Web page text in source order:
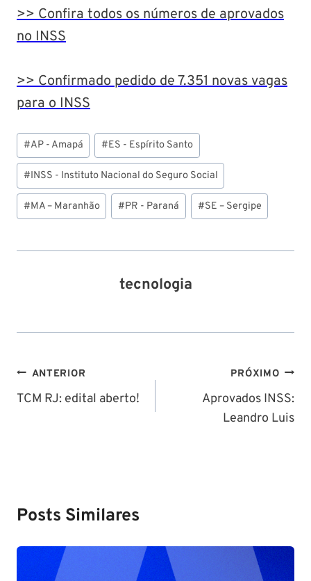
>> Confira todos os números de aprovados
no INSS
>> Confirmado pedido de 7.351 novas vagas
para o INSS
Tags
do
Post:
#AP - Amapá #ES - Espírito Santo
#INSS - Instituto Nacional do Seguro Social
#MA – Maranhão #PR - Paraná #SE – Sergipe
tecnologia
Navegação
de
ANTERIOR
TCM RJ: edital aberto!
PRÓXIMO
Aprovados INSS:
Leandro Luis
Posts Similares